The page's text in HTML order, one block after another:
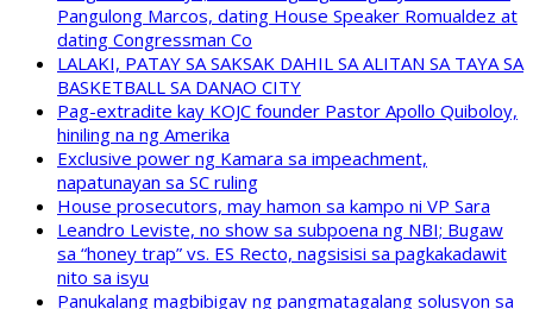
Pangulong Marcos, dating House Speaker Romualdez at
dating Congressman Co
LALAKI, PATAY SA SAKSAK DAHIL SA ALITAN SA TAYA SA
BASKETBALL SA DANAO CITY
Pag-extradite kay KOJC founder Pastor Apollo Quiboloy,
hiniling na ng Amerika
Exclusive power ng Kamara sa impeachment,
napatunayan sa SC ruling
House prosecutors, may hamon sa kampo ni VP Sara
Leandro Leviste, no show sa subpoena ng NBI; Bugaw
sa “honey trap” vs. ES Recto, nagsisisi sa pagkakadawit
nito sa isyu
Panukalang magbibigay ng pangmatagalang solusyon sa